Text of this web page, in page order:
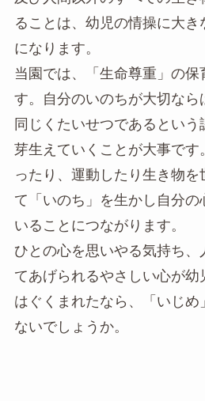
ることは、幼児の情操に大き
になります。
当園では、「生命尊重」の保
す。自分のいのちが大切なら
同じくたいせつであるという
芽生えていくことが大事です
ったり、運動したり生き物
て「いのち」を生かし自分の
いることにつながります。
ひとの心を思いやる気持ち、
てあげられるやさしい心が幼
はぐくまれたなら、「いじめ
ないでしょうか。